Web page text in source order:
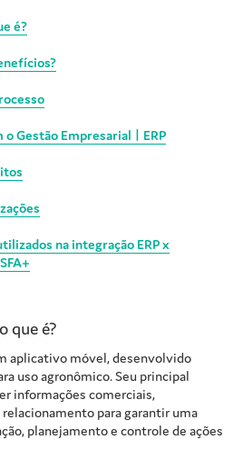
é?
oGestão Empresarial | ERP
na integração ERP x
que é?
aplicativo móvel, desenvolvido
uso agronômico. Seu principal
informações comerciais,
para garantir uma
planejamento e controle de ações